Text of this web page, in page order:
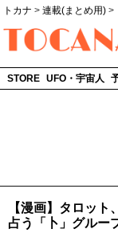
トカナ > 連載(まとめ用) >
STORE UFO・宇宙人
【漫画】タロッ
占う「卜」グルー